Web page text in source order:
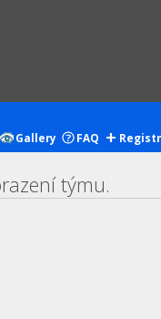
Gallery
FAQ
týmu.